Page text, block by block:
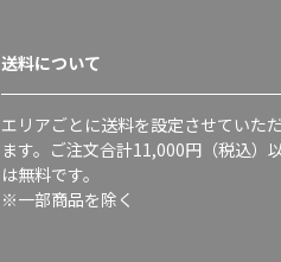
送料について
エリアごとに送料を設定させていた
ます。ご注文合計11,000円（税込）
は無料です。
※一部商品を除く